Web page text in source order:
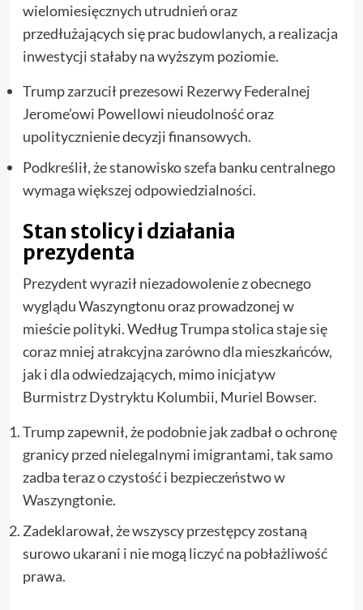
wielomiesięcznych utrudnień oraz
przedłużających się prac budowlanych, a realizacja
inwestycji stałaby na wyższym poziomie.
Trump zarzucił prezesowi Rezerwy Federalnej
Jerome’owi Powellowi nieudolność oraz
upolitycznienie decyzji finansowych.
Podkreślił, że stanowisko szefa banku centralnego
wymaga większej odpowiedzialności.
Stan stolicy i działania
prezydenta
Prezydent wyraził niezadowolenie z obecnego
wyglądu Waszyngtonu oraz prowadzonej w
mieście polityki. Według Trumpa stolica staje się
coraz mniej atrakcyjna zarówno dla mieszkańców,
jak i dla odwiedzających, mimo inicjatyw
Burmistrz Dystryktu Kolumbii, Muriel Bowser.
Trump zapewnił, że podobnie jak zadbał o ochronę
granicy przed nielegalnymi imigrantami, tak samo
zadba teraz o czystość i bezpieczeństwo w
Waszyngtonie.
Zadeklarował, że wszyscy przestępcy zostaną
surowo ukarani i nie mogą liczyć na pobłażliwość
prawa.